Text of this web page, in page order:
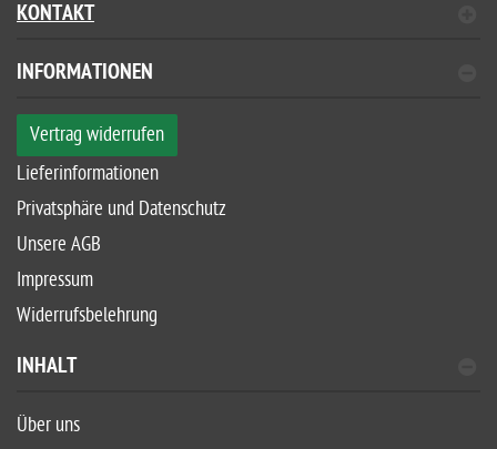
KONTAKT
INFORMATIONEN
Vertrag widerrufen
Lieferinformationen
Privatsphäre und Datenschutz
Unsere AGB
Impressum
Widerrufsbelehrung
INHALT
Über uns